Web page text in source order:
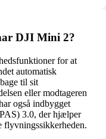
DJI Mini 2?
for at
automatisk
til sit
eller modtageren
også indbygget
3.0, der hjælper
flyvningssikkerheden.